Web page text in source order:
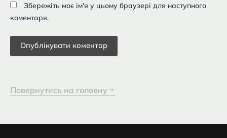
Збережіть моє ім'я у цьому браузері для наступного
коментаря.
Повернутись на головну